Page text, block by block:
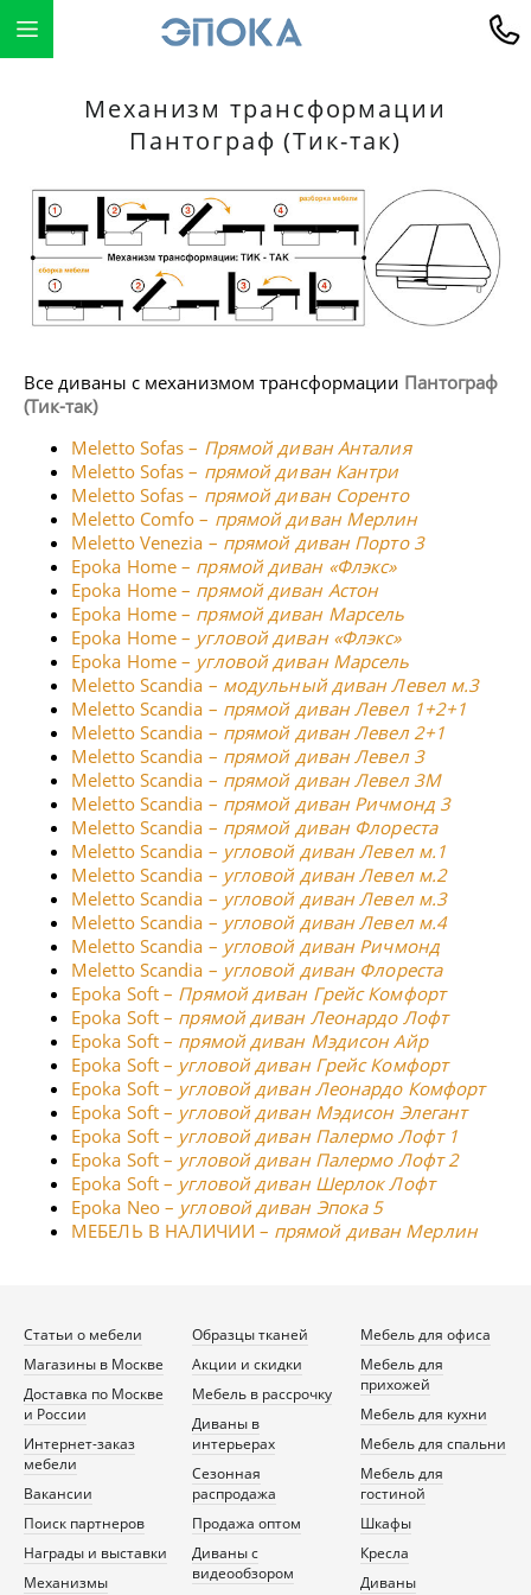
Механизм трансформации
Пантограф (Тик-так)
Все диваны с механизмом трансформации Пантограф
(Тик-так)
Meletto Sofas – Прямой диван Анталия
Meletto Sofas – прямой диван Кантри
Meletto Sofas – прямой диван Соренто
Meletto Comfo – прямой диван Мерлин
Meletto Venezia – прямой диван Порто 3
Epoka Home – прямой диван «Флэкс»
Epoka Home – прямой диван Астон
Epoka Home – прямой диван Марсель
Epoka Home – угловой диван «Флэкс»
Epoka Home – угловой диван Марсель
Meletto Scandia – модульный диван Левел м.3
Meletto Scandia – прямой диван Левел 1+2+1
Meletto Scandia – прямой диван Левел 2+1
Meletto Scandia – прямой диван Левел 3
Meletto Scandia – прямой диван Левел 3М
Meletto Scandia – прямой диван Ричмонд 3
Meletto Scandia – прямой диван Флореста
Meletto Scandia – угловой диван Левел м.1
Meletto Scandia – угловой диван Левел м.2
Meletto Scandia – угловой диван Левел м.3
Meletto Scandia – угловой диван Левел м.4
Meletto Scandia – угловой диван Ричмонд
Meletto Scandia – угловой диван Флореста
Epoka Soft – Прямой диван Грейс Комфорт
Epoka Soft – прямой диван Леонардо Лофт
Epoka Soft – прямой диван Мэдисон Айр
Epoka Soft – угловой диван Грейс Комфорт
Epoka Soft – угловой диван Леонардо Комфорт
Epoka Soft – угловой диван Мэдисон Элегант
Epoka Soft – угловой диван Палермо Лофт 1
Epoka Soft – угловой диван Палермо Лофт 2
Epoka Soft – угловой диван Шерлок Лофт
Epoka Neo – угловой диван Эпока 5
МЕБЕЛЬ В НАЛИЧИИ – прямой диван Мерлин
Статьи о мебели
Магазины в Москве
Доставка по Москве
и России
Интернет-заказ
мебели
Вакансии
Поиск партнеров
Награды и выставки
Механизмы
Образцы тканей
Акции и скидки
Мебель в рассрочку
Диваны в
интерьерах
Сезонная
распродажа
Продажа оптом
Диваны с
видеообзором
Мебель для офиса
Мебель для
прихожей
Мебель для кухни
Мебель для спальни
Мебель для
гостиной
Шкафы
Кресла
Диваны